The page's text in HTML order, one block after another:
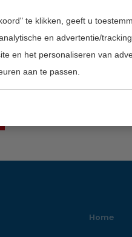
te klikken, geeft u
en advertentie/
en het personaliseren van
aan te passen.
project are up to €
full months, possibly spread
Research Institutions in
and are able to provide
required.
Home